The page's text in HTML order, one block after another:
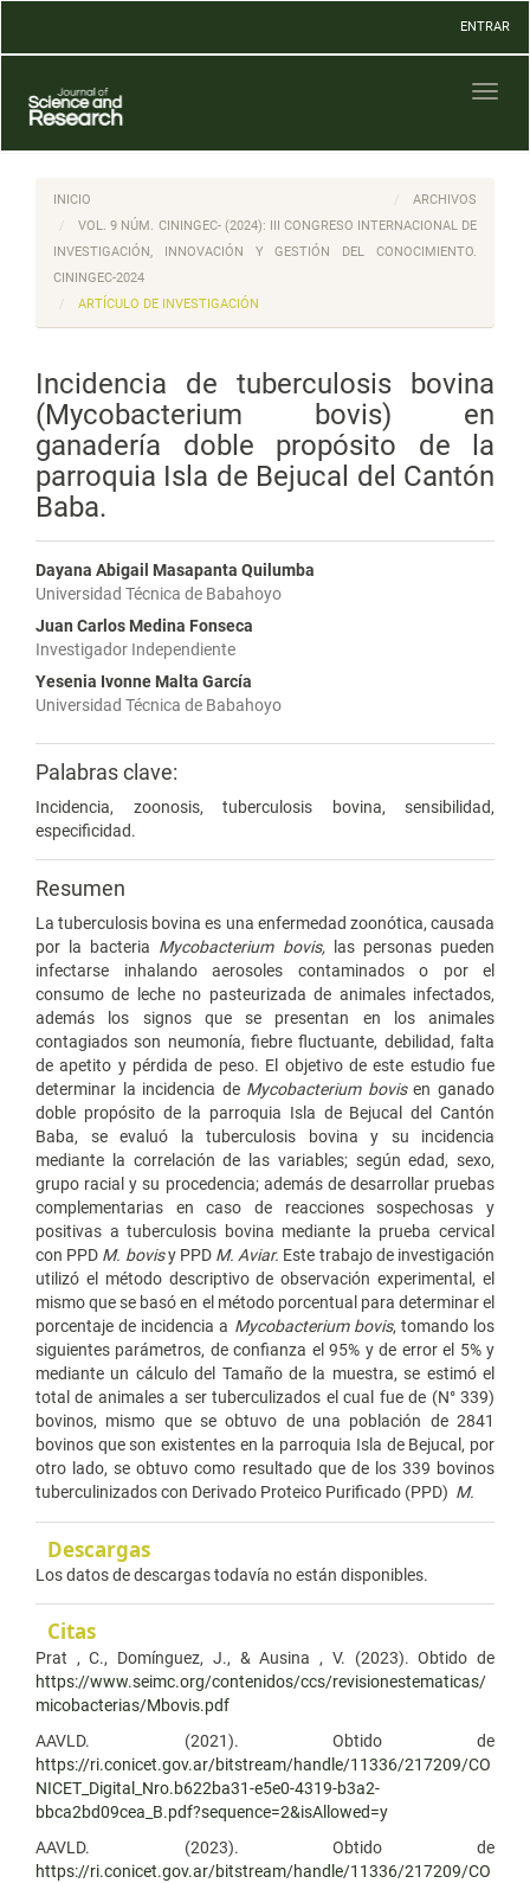
Contenido
Barra
lateral
ENTRAR
INICIO
ARCHIVOS
VOL. 9 NÚM. CININGEC- (2024): III CONGRESO INTERNACIONAL DE
INVESTIGACIÓN, INNOVACIÓN Y GESTIÓN DEL CONOCIMIENTO.
CININGEC-2024
ARTÍCULO DE INVESTIGACIÓN
Incidencia de tuberculosis bovina
(Mycobacterium bovis) en
ganadería doble propósito de la
parroquia Isla de Bejucal del Cantón
Baba.
Dayana Abigail Masapanta Quilumba
Universidad Técnica de Babahoyo
Juan Carlos Medina Fonseca
Investigador Independiente
Yesenia Ivonne Malta García
Universidad Técnica de Babahoyo
Palabras clave:
Incidencia, zoonosis, tuberculosis bovina, sensibilidad,
especificidad.
Resumen
La tuberculosis bovina es una enfermedad zoonótica, causada
por la bacteria Mycobacterium bovis,las personas pueden
infectarse inhalando aerosoles contaminados o por el
consumo de leche no pasteurizada de animales infectados,
además los signos que se presentan en los animales
contagiados son neumonía, fiebre fluctuante, debilidad, falta
de apetito y pérdida de peso. El objetivo de este estudio fue
determinar la incidencia de Mycobacterium bovisen ganado
doble propósito de la parroquia Isla de Bejucal del Cantón
Baba, se evaluó la tuberculosis bovina y su incidencia
mediante la correlación de las variables; según edad, sexo,
grupo racial y su procedencia; además de desarrollar pruebas
complementarias en caso de reacciones sospechosas y
positivas a tuberculosis bovina mediante la prueba cervical
con PPD M. bovisy PPDM. Aviar. Este trabajo de investigación
utilizó el método descriptivo de observación experimental, el
mismo que se basó en el método porcentual para determinar el
porcentaje de incidencia a Mycobacterium bovis, tomando los
siguientes parámetros, de confianza el 95% y de error el 5% y
mediante un cálculo del Tamaño de la muestra, se estimó el
total de animales a ser tuberculizados el cual fue de (N° 339)
bovinos, mismo que se obtuvo de una población de 2841
bovinos que son existentes en la parroquia Isla de Bejucal, por
otro lado, se obtuvo como resultado que de los 339 bovinos
tuberculinizados con Derivado Proteico Purificado (PPD) M.
Descargas
Los datos de descargas todavía no están disponibles.
Citas
Prat , C., Domínguez, J., & Ausina , V. (2023). Obtido de
https://www.seimc.org/contenidos/ccs/revisionestematicas/
micobacterias/Mbovis.pdf
AAVLD. (2021). Obtido de
https://ri.conicet.gov.ar/bitstream/handle/11336/217209/CO
NICET_Digital_Nro.b622ba31-e5e0-4319-b3a2-
bbca2bd09cea_B.pdf?sequence=2&isAllowed=y
AAVLD. (2023). Obtido de
https://ri.conicet.gov.ar/bitstream/handle/11336/217209/CO